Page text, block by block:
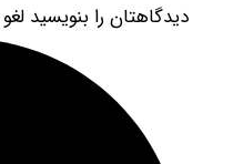
را بنویسید لغو پاسخ